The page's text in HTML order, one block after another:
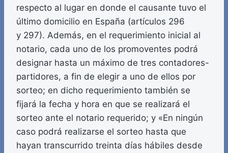
respecto al lugar en donde el causante tuvo el
último domicilio en España (artículos 296
y 297). Además, en el requerimiento inicial al
notario, cada uno de los promoventes podrá
designar hasta un máximo de tres contadores-
partidores, a fin de elegir a uno de ellos por
sorteo; en dicho requerimiento también se
fijará la fecha y hora en que se realizará el
sorteo ante el notario requerido; y «En ningún
caso podrá realizarse el sorteo hasta que
hayan transcurrido treinta días hábiles desde